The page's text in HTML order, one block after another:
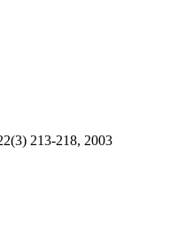
213-218, 2003